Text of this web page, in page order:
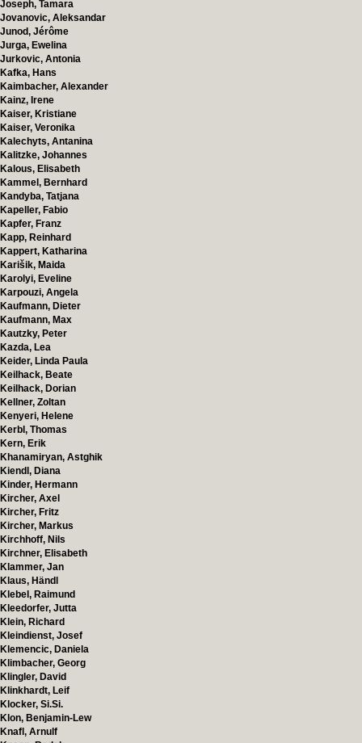
Joseph, Tamara
Jovanovic, Aleksandar
Junod, Jérôme
Jurga, Ewelina
Jurkovic, Antonia
Kafka, Hans
Kaimbacher, Alexander
Kainz, Irene
Kaiser, Kristiane
Kaiser, Veronika
Kalechyts, Antanina
Kalitzke, Johannes
Kalous, Elisabeth
Kammel, Bernhard
Kandyba, Tatjana
Kapeller, Fabio
Kapfer, Franz
Kapp, Reinhard
Kappert, Katharina
Karišik, Maida
Karolyi, Eveline
Karpouzi, Angela
Kaufmann, Dieter
Kaufmann, Max
Kautzky, Peter
Kazda, Lea
Keider, Linda Paula
Keilhack, Beate
Keilhack, Dorian
Kellner, Zoltan
Kenyeri, Helene
Kerbl, Thomas
Kern, Erik
Khanamiryan, Astghik
Kiendl, Diana
Kinder, Hermann
Kircher, Axel
Kircher, Fritz
Kircher, Markus
Kirchhoff, Nils
Kirchner, Elisabeth
Klammer, Jan
Klaus, Händl
Klebel, Raimund
Kleedorfer, Jutta
Klein, Richard
Kleindienst, Josef
Klemencic, Daniela
Klimbacher, Georg
Klingler, David
Klinkhardt, Leif
Klocker, Si.Si.
Klon, Benjamin-Lew
Knafl, Arnulf